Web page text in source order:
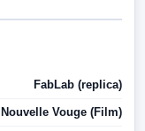
FabLab (replica)
Nouvelle Vouge (Film)